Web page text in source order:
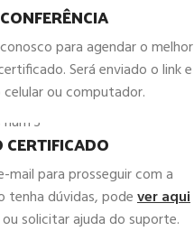
para agendar o melhor
Será enviado o link e
ou computador.
mail para prosseguir com a
tenha dúvidas, podever aqui
solicitar ajuda do suporte.